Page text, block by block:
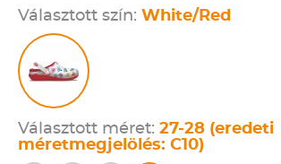
Választott szín: White/Red
Választott méret: 27-28 (eredeti
méretmegjelölés: C10)